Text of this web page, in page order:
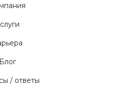
ИП Герасимов А.В.